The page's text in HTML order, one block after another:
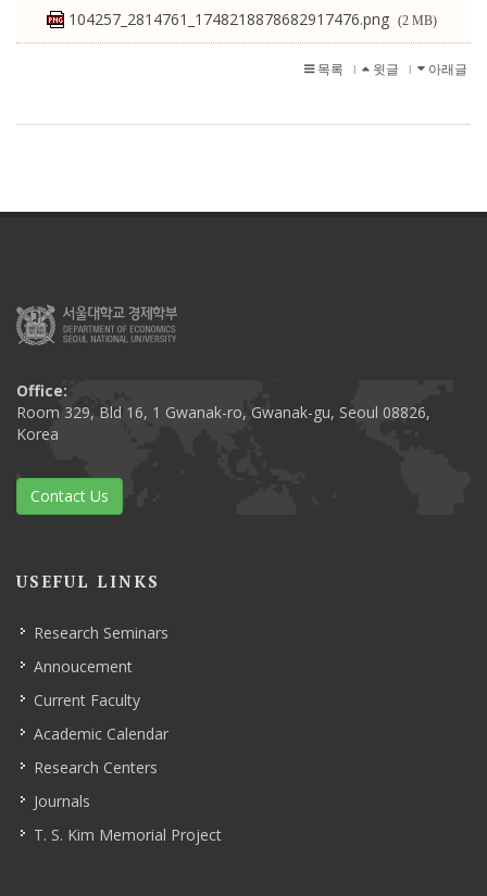
104257_2814761_1748218878682917476.png (2 MB)
목록 l 윗글 l 아래글
Office:
Room 329, Bld 16, 1 Gwanak-ro, Gwanak-gu, Seoul 08826,
Korea
Contact Us
USEFUL LINKS
Research Seminars
Annoucement
Current Faculty
Academic Calendar
Research Centers
Journals
T. S. Kim Memorial Project